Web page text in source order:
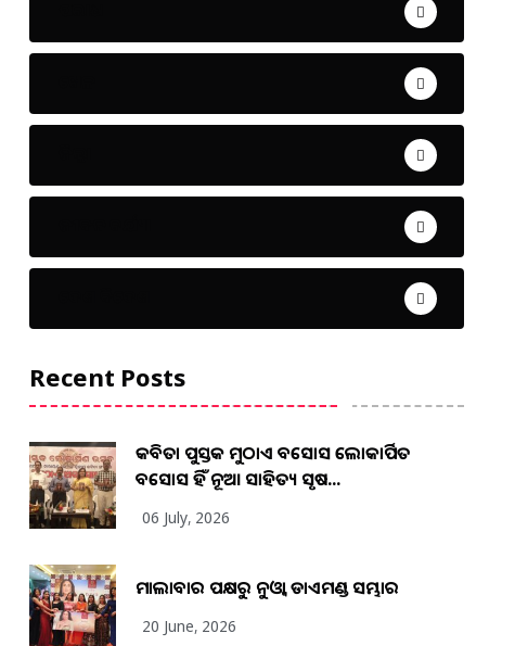
Recent Posts
କବିତା ପୁସ୍ତକ ମୁଠାଏ ଅବସୋସ ଲୋକାର୍ପିତ
ଅବସୋସ ହିଁ ନୂଆ ସାହିତ୍ୟ ସୃଷ...
06 July, 2026
ମାଲାବାର ପକ୍ଷରୁ ନୁଓ୍ବା ଡାଏମଣ୍ଡ ସମ୍ଭାର
20 June, 2026